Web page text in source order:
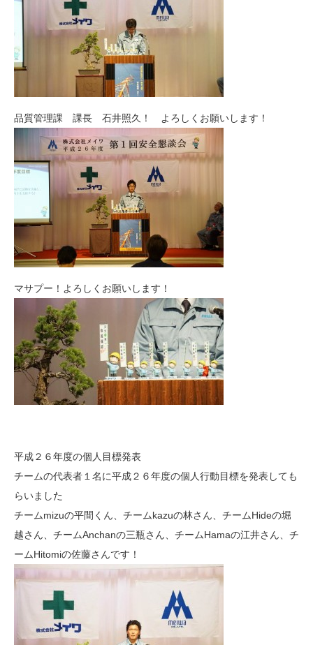
品質管理課 課長 石井照久！ よろしくお願いします！
マサプー！よろしくお願いします！
平成２６年度の個人目標発表
チームの代表者１名に平成２６年度の個人行動目標を発表しても
らいました
チームmizuの平間くん、チームkazuの林さん、チームHideの堀
越さん、チームAnchanの三瓶さん、チームHamaの江井さん、チ
ームHitomiの佐藤さんです！